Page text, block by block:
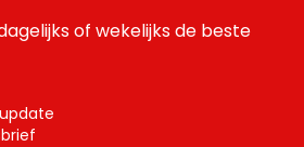
of wekelijks de beste